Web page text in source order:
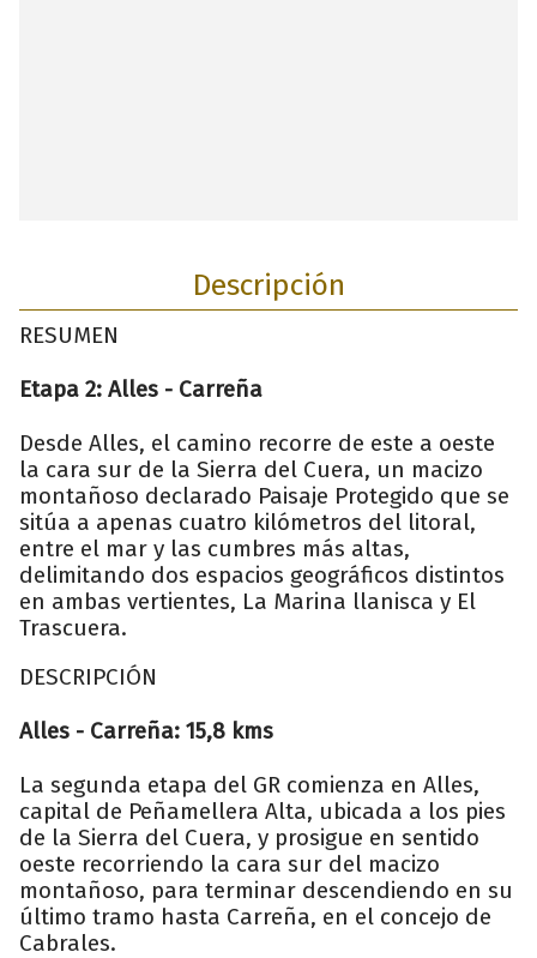
Descripción
RESUMEN
Etapa 2: Alles - Carreña
Desde Alles, el camino recorre de este a oeste
la cara sur de la Sierra del Cuera, un macizo
montañoso declarado Paisaje Protegido que se
sitúa a apenas cuatro kilómetros del litoral,
entre el mar y las cumbres más altas,
delimitando dos espacios geográficos distintos
en ambas vertientes, La Marina llanisca y El
Trascuera.
DESCRIPCIÓN
Alles - Carreña: 15,8 kms
La segunda etapa del GR comienza en Alles,
capital de Peñamellera Alta, ubicada a los pies
de la Sierra del Cuera, y prosigue en sentido
oeste recorriendo la cara sur del macizo
montañoso, para terminar descendiendo en su
último tramo hasta Carreña, en el concejo de
Cabrales.